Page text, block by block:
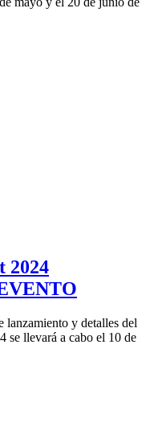
2024
lanzamiento y detalles del
se llevará a cabo el 10 de